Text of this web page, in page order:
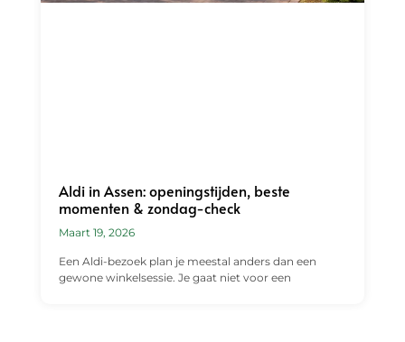
Aldi in Assen: openingstijden, beste
momenten & zondag-check
Maart 19, 2026
Een Aldi-bezoek plan je meestal anders dan een
gewone winkelsessie. Je gaat niet voor een